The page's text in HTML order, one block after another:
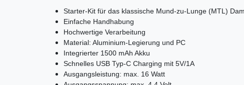
Starter-Kit für das klassische Mund-zu-Lunge (MTL)
Einfache Handhabung
Hochwertige Verarbeitung
Material: Aluminium-Legierung und PC
Integrierter 1500 mAh Akku
Schnelles USB Typ-C Charging mit 5V/1A
Ausgangsleistung: max. 16 Watt